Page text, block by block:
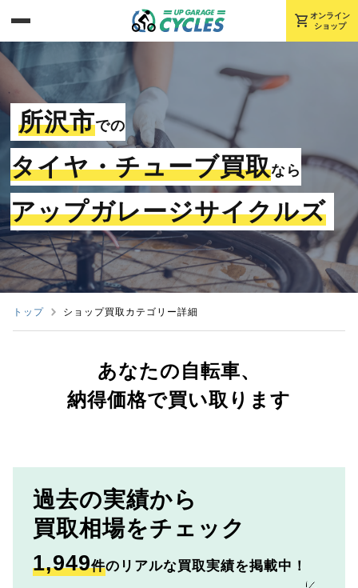
shopping_cart オンライン
ショップ
所沢市での
タイヤ・チューブ買取なら
アップガレージサイクルズ
トップ ショップ買取カテゴリー詳細
あなたの自転車、
納得価格で買い取ります
過去の実績から
買取相場をチェック
1,949件のリアルな買取実績を掲載中！